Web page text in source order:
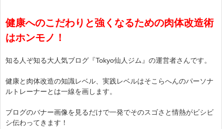
健康へのこだわりと強くなるための肉体改造術
はホンモノ！
知る人ぞ知る大人気ブログ『Tokyo仙人ジム』の運営者さんです。
健康と肉体改造の知識レベル、実践レベルはそこらへんのパーソナ
ルトレーナーとは一線を画します。
ブログのバナー画像を見るだけで一発でそのスゴさと情熱がビシビ
シ伝わってきます！